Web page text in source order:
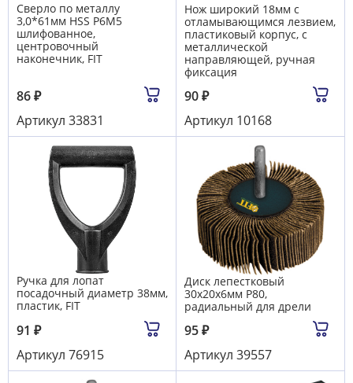
Сверло по металлу
3,0*61мм HSS Р6М5
шлифованное,
центровочный
наконечник, FIT
86₽
Артикул 33831
Нож широкий 18мм с
отламывающимся лезвием,
пластиковый корпус, с
металлической
направляющей, ручная
фиксация
90₽
Артикул 10168
Ручка для лопат
посадочный диаметр 38мм,
пластик, FIT
91 ₽
Артикул 76915
Диск лепестковый
30х20х6мм Р80,
радиальный для дрели
95₽
Артикул 39557